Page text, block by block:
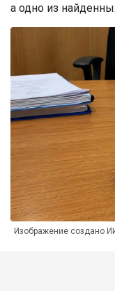
а одно из
Изображение создано